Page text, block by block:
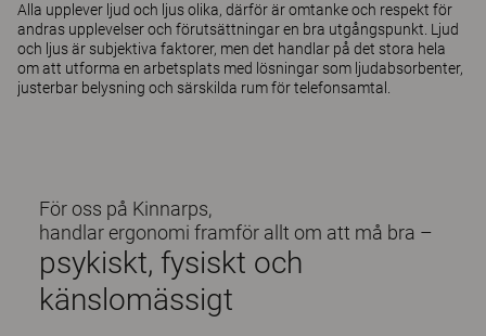
Alla upplever ljud och ljus olika, därför är omtanke och respekt för
andras upplevelser och förutsättningar en bra utgångspunkt. Ljud
och ljus är subjektiva faktorer, men det handlar på det stora hela
om att utforma en arbetsplats med lösningar som ljudabsorbenter,
justerbar belysning och särskilda rum för telefonsamtal.
För oss på Kinnarps,
handlar ergonomi framför allt om att må bra –
psykiskt, fysiskt och
känslomässigt